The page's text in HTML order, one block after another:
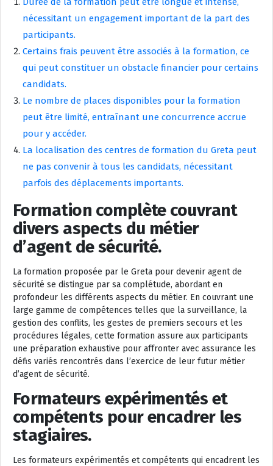
nécessitant un engagement important de la part des
participants.
Certains frais peuvent être associés à la formation, ce
qui peut constituer un obstacle financier pour certains
candidats.
Le nombre de places disponibles pour la formation
peut être limité, entraînant une concurrence accrue
pour y accéder.
La localisation des centres de formation du Greta peut
ne pas convenir à tous les candidats, nécessitant
parfois des déplacements importants.
Formation complète couvrant
divers aspects du métier
d’agent de sécurité.
La formation proposée par le Greta pour devenir agent de
sécurité se distingue par sa complétude, abordant en
profondeur les différents aspects du métier. En couvrant une
large gamme de compétences telles que la surveillance, la
gestion des conflits, les gestes de premiers secours et les
procédures légales, cette formation assure aux participants
une préparation exhaustive pour affronter avec assurance les
défis variés rencontrés dans l’exercice de leur futur métier
d’agent de sécurité.
Formateurs expérimentés et
compétents pour encadrer les
stagiaires.
Les formateurs expérimentés et compétents qui encadrent les